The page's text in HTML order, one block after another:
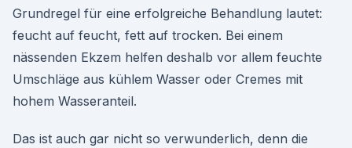
Grundregel für eine erfolgreiche Behandlung lautet:
feucht auf feucht, fett auf trocken. Bei einem
nässenden Ekzem helfen deshalb vor allem feuchte
Umschläge aus kühlem Wasser oder Cremes mit
hohem Wasseranteil.
Das ist auch gar nicht so verwunderlich, denn die